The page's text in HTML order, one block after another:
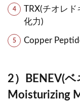
TRX(チオレ
化力)
Copper
2）BENEV(ベ
Moisturizing